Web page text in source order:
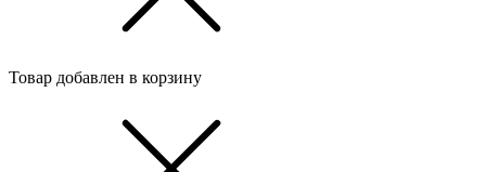
Товар добавлен в корзину